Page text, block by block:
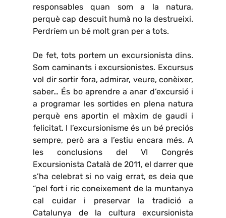
responsables quan som a la natura,
perquè cap descuit humà no la destrueixi.
Perdríem un bé molt gran per a tots.
De fet, tots portem un excursionista dins.
Som caminants i excursionistes. Excursus
vol dir sortir fora, admirar, veure, conèixer,
saber… És bo aprendre a anar d’excursió i
a programar les sortides en plena natura
perquè ens aportin el màxim de gaudi i
felicitat. I l’excursionisme és un bé preciós
sempre, però ara a l’estiu encara més. A
les conclusions del VI Congrés
Excursionista Català de 2011, el darrer que
s’ha celebrat si no vaig errat, es deia que
“pel fort i ric coneixement de la muntanya
cal cuidar i preservar la tradició a
Catalunya de la cultura excursionista